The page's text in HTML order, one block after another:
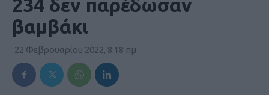
234 δεν παρέδωσαν
βαμβάκι
22 Φεβρουαρίου 2022, 8:18 πμ